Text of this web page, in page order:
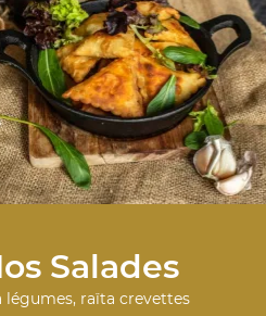
Salades
légumes, raïta crevettes